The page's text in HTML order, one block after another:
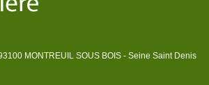
MONTREUIL SOUS BOIS - Seine Saint Denis